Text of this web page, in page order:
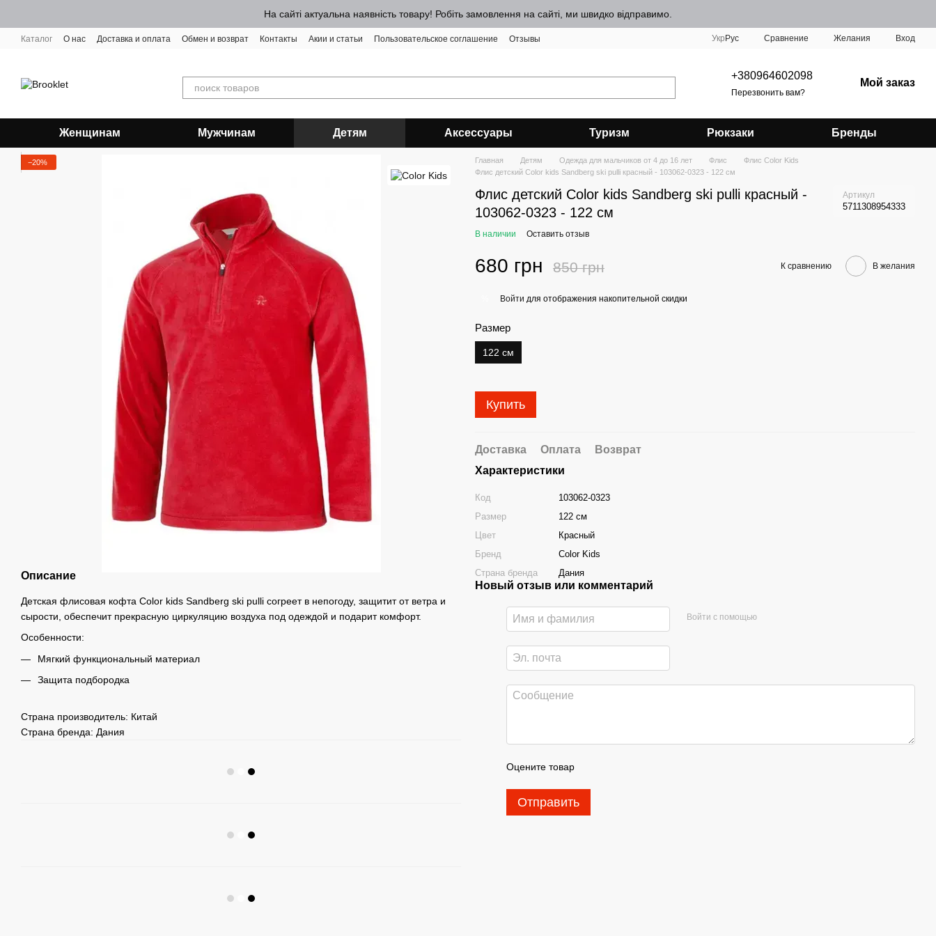
На сайті актуальна наявність товару! Робіть замовлення на сайті, ми швидко відправимо.
Каталог О нас Доставка и оплата Обмен и возврат Контакты Акии и статьи Пользовательское соглашение Отзывы Укр Рус Сравнение Желания Вход
+380964602098
Перезвонить вам?
Мой заказ
Женщинам Мужчинам Детям Аксессуары Туризм Рюкзаки Бренды
−20%
Описание
Детская флисовая кофта Color kids Sandberg ski pulli согреет в непогоду, защитит от ветра и
сырости, обеспечит прекрасную циркуляцию воздуха под одеждой и подарит комфорт.
Особенности:
Мягкий функциональный материал
Защита подбородка
Страна производитель: Китай
Страна бренда: Дания
Главная Детям Одежда для мальчиков от 4 до 16 лет Флис
Флис Color Kids
Флис детский Color kids Sandberg ski pulli красный - 103062-0323 - 122 см
Флис детский Color kids Sandberg ski pulli красный -
103062-0323 - 122 см
Артикул
5711308954333
В наличии Оставить отзыв
680 грн 850 грн К сравнению В желания
Войти для отображения накопительной скидки
Размер
122 см
Купить
Доставка Оплата
Возврат
Характеристики
Код
103062-0323
Размер
122 см
Цвет
Красный
Бренд
Color Kids
Страна бренда
Дания
Новый отзыв или комментарий
Войти с помощью
Оцените товар
Отправить